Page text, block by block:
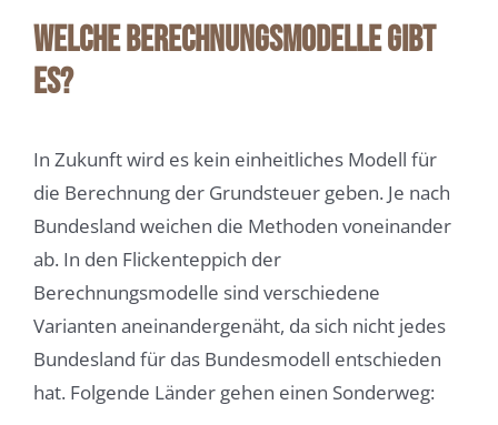
Welche Berechnungsmodelle gibt
es?
In Zukunft wird es kein einheitliches Modell für
die Berechnung der Grundsteuer geben. Je nach
Bundesland weichen die Methoden voneinander
ab. In den Flickenteppich der
Berechnungsmodelle sind verschiedene
Varianten aneinandergenäht, da sich nicht jedes
Bundesland für das Bundesmodell entschieden
hat. Folgende Länder gehen einen Sonderweg: